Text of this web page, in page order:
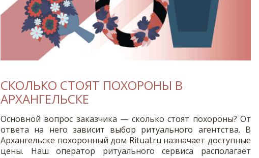
СКОЛЬКО СТОЯТ ПОХОРОНЫ В
АРХАНГЕЛЬСКЕ
Основной вопрос заказчика — сколько стоят похороны? От
ответа на него зависит выбор ритуального агентства. В
Архангельске похоронный дом Ritual.ru назначает доступные
цены. Наш оператор ритуального сервиса располагает